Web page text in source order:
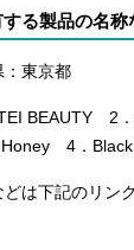
る製品の名称
：東京都
BEAUTY 2
Honey 4．
は下記のリン